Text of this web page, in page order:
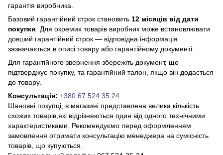
гарантія виробника.
Базовий гарантійний строк становить 12 місяців від дати
покупки . Для окремих товарів виробник може встановлювати
довший гарантійний строк — відповідна інформація
зазначається в описі товару або гарантійному документі.
Для гарантійного звернення збережіть документ, що
підтверджує покупку, та гарантійний талон, якщо він додається
до товару.
Консультація: +380 67 524 35 24
Шановні покупці, в магазині представлена ​​велика кількість
схожих товарів,які відрізняються один від одного технічними
характеристиками. Рекомендуємо перед оформленням
замовлення отримати консультацію менеджера на сумісність
товарів, що купуються.